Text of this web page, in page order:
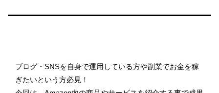
ブログ・SNSを自身で運用している方や副業でお金を稼
ぎたいという方必見！